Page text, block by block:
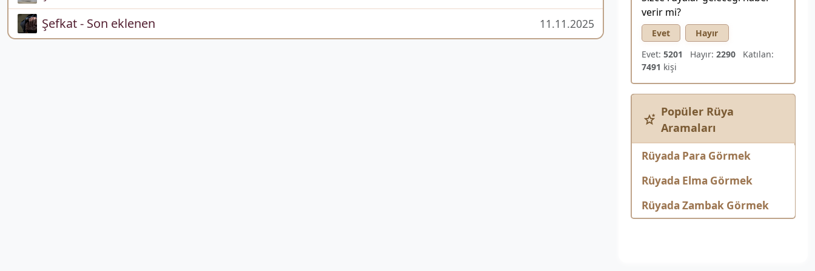
Şefkat - Son eklenen 11.11.2025
verir mi?
Evet
Hayır
Evet: 5201 Hayır: 2290Katılan:
7491 kişi
Popüler Rüya
Aramaları
Rüyada Para Görmek
Rüyada Elma Görmek
Rüyada Zambak Görmek